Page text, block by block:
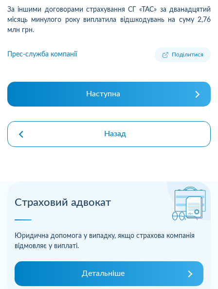
Страховий адвокат
Юридична допомога у випадку, якщо страхова компанія
відмовляє у виплаті.
Детальніше
За іншими договорами страхування СГ «ТАС» за дванадцятий
місяць минулого року виплатила відшкодувань на суму 2,76
млн грн.
Прес-служба компанії Поділитися
Наступна
Назад